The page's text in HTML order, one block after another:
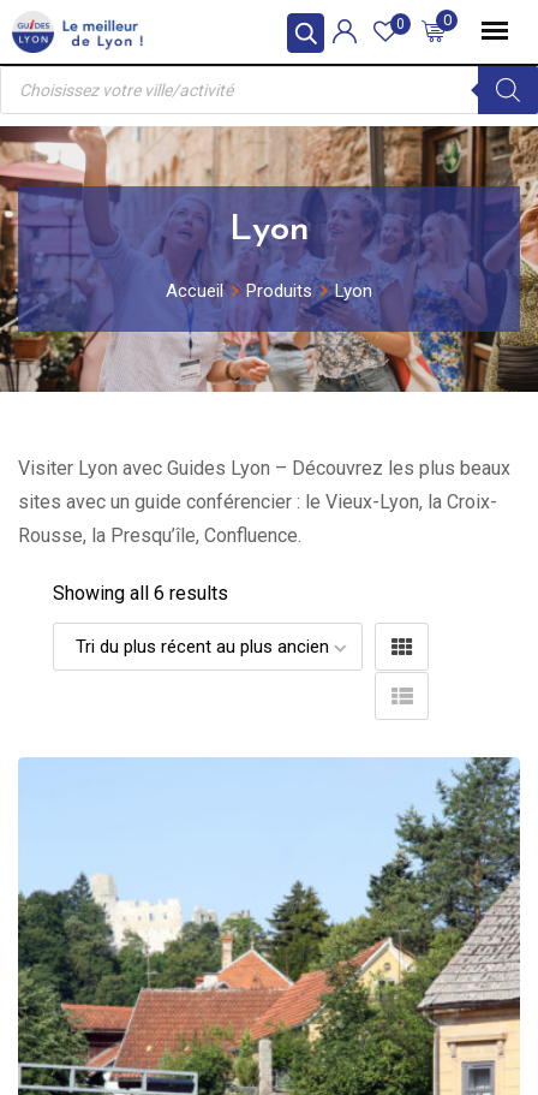
Skip
to
content
0
0
Recherche
produits
Lyon
Accueil Produits Lyon
Visiter Lyon avec Guides Lyon – Découvrez les plus beaux
sites avec un guide conférencier : le Vieux-Lyon, la Croix-
Rousse, la Presqu’île, Confluence.
Showing all 6 results